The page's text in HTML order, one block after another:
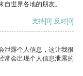
世界各地的朋友。
支持[0] 反对[0]
泄露个人信息，这让我很
常会出现个人信息泄露的